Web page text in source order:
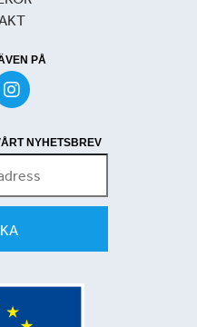
PÅ
NYHETSBREV